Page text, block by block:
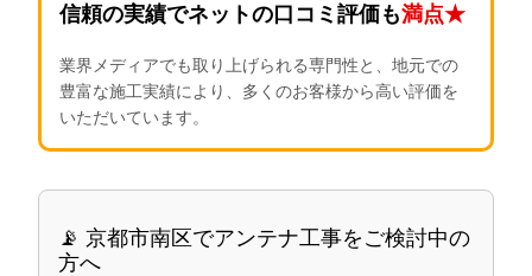
信頼の実績でネットの口コミ評価も満点★
業界メディアでも取り上げられる専門性と、地元での
豊富な施工実績により、多くのお客様から高い評価を
いただいています。
📡 京都市南区でアンテナ工事をご検討中の
方へ